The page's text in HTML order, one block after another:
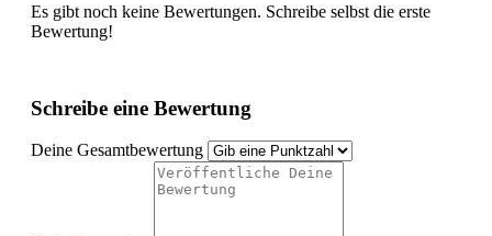
Es gibt noch keine Bewertungen. Schreibe selbst die erste
Bewertung!
Schreibe eine Bewertung
Deine Gesamtbewertung